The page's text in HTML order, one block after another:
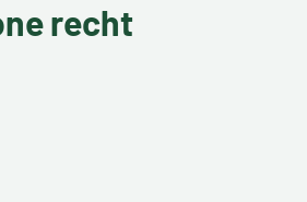
recht